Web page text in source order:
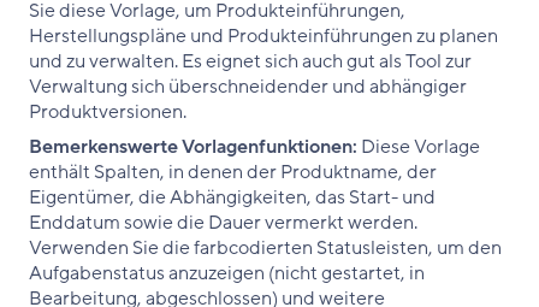
Sie diese Vorlage, um Produkteinführungen,
Herstellungspläne und Produkteinführungen zu planen
und zu verwalten. Es eignet sich auch gut als Tool zur
Verwaltung sich überschneidender und abhängiger
Produktversionen.
Bemerkenswerte Vorlagenfunktionen: Diese Vorlage
enthält Spalten, in denen der Produktname, der
Eigentümer, die Abhängigkeiten, das Start- und
Enddatum sowie die Dauer vermerkt werden.
Verwenden Sie die farbcodierten Statusleisten, um den
Aufgabenstatus anzuzeigen (nicht gestartet, in
Bearbeitung, abgeschlossen) und weitere